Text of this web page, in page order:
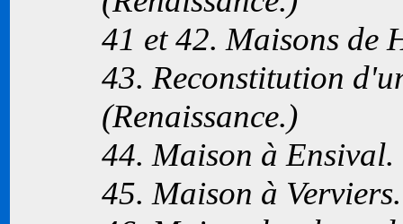
41 et 42. Maisons de
43. Reconstitution
(Renaissance.)
44. Maison à Ensival.
45. Maison à